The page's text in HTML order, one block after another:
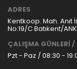
ADRES
Kentkoop. Mah. Anıt
No:19/C Batıkent/
ÇALIŞMA GÜNLERİ /
Pzt - Paz / 08:30 -